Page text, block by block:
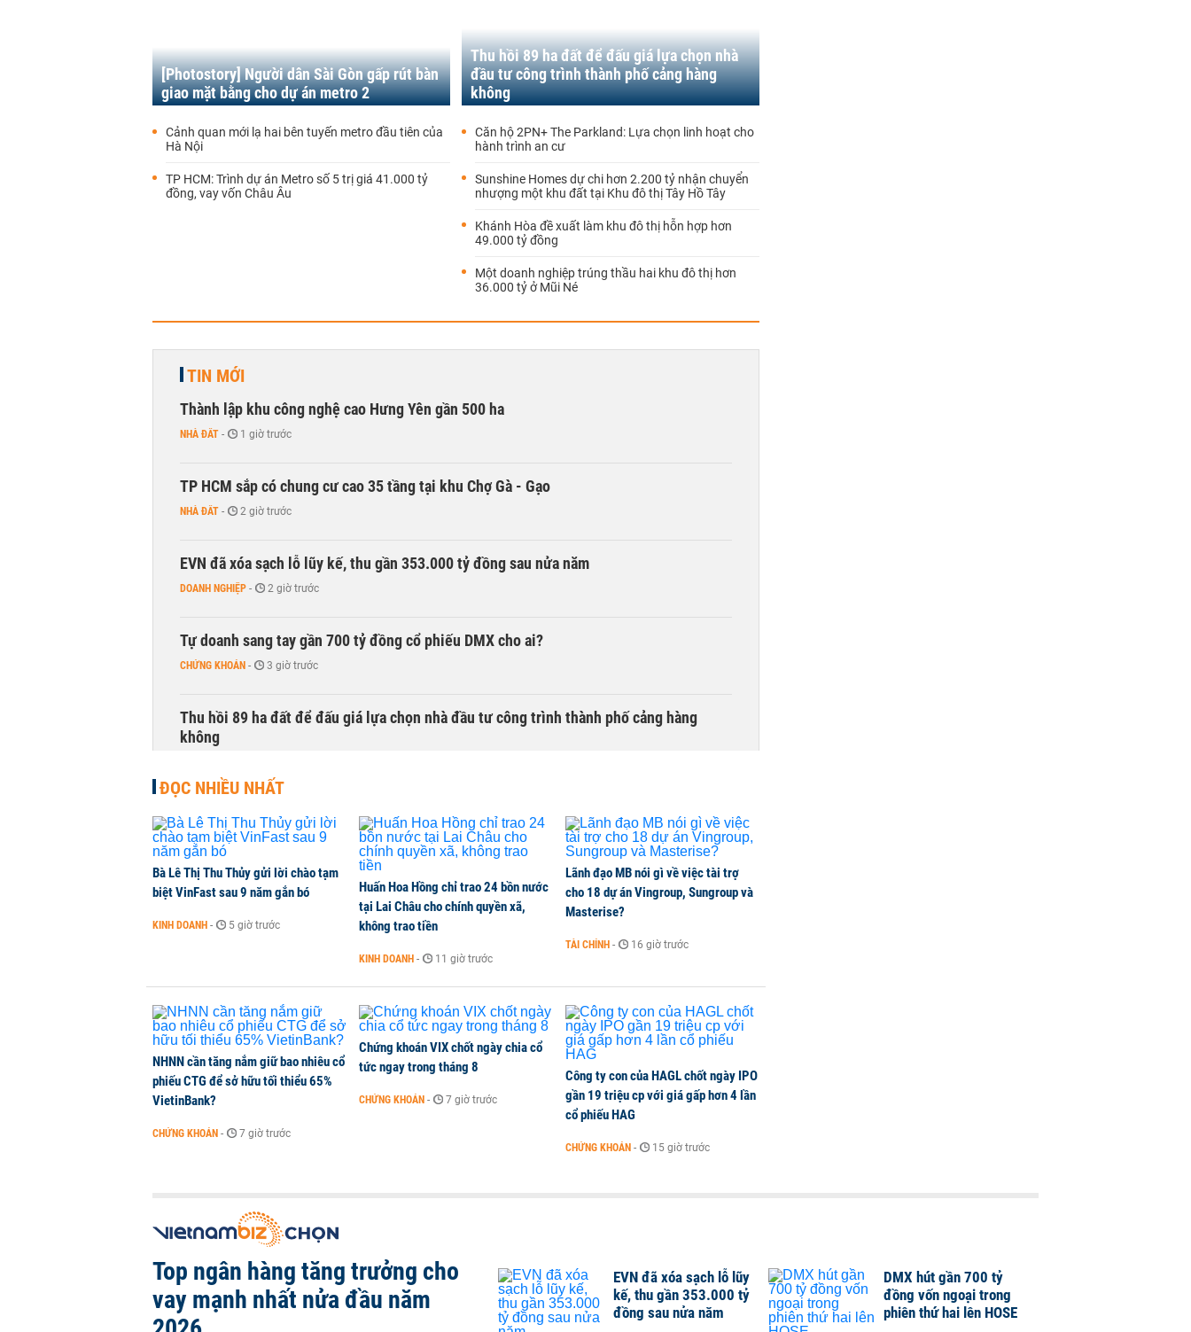
[Photostory] Người dân Sài Gòn gấp rút bàn
giao mặt bằng cho dự án metro 2
Cảnh quan mới lạ hai bên tuyến metro đầu tiên của
Hà Nội
TP HCM: Trình dự án Metro số 5 trị giá 41.000 tỷ
đồng, vay vốn Châu Âu
Thu hồi 89 ha đất để đấu giá lựa chọn nhà
đầu tư công trình thành phố cảng hàng
không
Căn hộ 2PN+ The Parkland: Lựa chọn linh hoạt cho
hành trình an cư
Sunshine Homes dự chi hơn 2.200 tỷ nhận chuyển
nhượng một khu đất tại Khu đô thị Tây Hồ Tây
Khánh Hòa đề xuất làm khu đô thị hỗn hợp hơn
49.000 tỷ đồng
Một doanh nghiệp trúng thầu hai khu đô thị hơn
36.000 tỷ ở Mũi Né
TIN MỚI
Thành lập khu công nghệ cao Hưng Yên gần 500 ha
NHÀ ĐẤT - 1 giờ trước
TP HCM sắp có chung cư cao 35 tầng tại khu Chợ Gà - Gạo
NHÀ ĐẤT - 2 giờ trước
EVN đã xóa sạch lỗ lũy kế, thu gần 353.000 tỷ đồng sau nửa năm
DOANH NGHIỆP - 2 giờ trước
Tự doanh sang tay gần 700 tỷ đồng cổ phiếu DMX cho ai?
CHỨNG KHOÁN - 3 giờ trước
Thu hồi 89 ha đất để đấu giá lựa chọn nhà đầu tư công trình thành phố cảng hàng
không
Dòng tiền ngoại bất ngờ trở lại TTCK, ai đã mua vào?
CHỨNG KHOÁN 3 giờ trước
Kiến nghị đưa người bán hàng online, lao động công trình đóng BHXH bắt buộc
TikToker Khánh Sky, Vua Quạt, Hồ Văn Khoa bị khởi tố
ĐỌC NHIỀU NHẤT
Bà Lê Thị Thu Thủy gửi lời chào tạm
biệt VinFast sau 9 năm gắn bó
KINH DOANH - 5 giờ trước
Huấn Hoa Hồng chỉ trao 24 bồn nước
tại Lai Châu cho chính quyền xã,
không trao tiền
KINH DOANH - 11 giờ trước
Lãnh đạo MB nói gì về việc tài trợ
cho 18 dự án Vingroup, Sungroup và
Masterise?
TÀI CHÍNH - 16 giờ trước
NHNN cần tăng nắm giữ bao nhiêu cổ
phiếu CTG để sở hữu tối thiểu 65%
VietinBank?
CHỨNG KHOÁN - 7 giờ trước
Chứng khoán VIX chốt ngày chia cổ
tức ngay trong tháng 8
CHỨNG KHOÁN - 7 giờ trước
Công ty con của HAGL chốt ngày IPO
gần 19 triệu cp với giá gấp hơn 4 lần
cổ phiếu HAG
CHỨNG KHOÁN - 15 giờ trước
Top ngân hàng tăng trưởng cho
vay mạnh nhất nửa đầu năm
EVN đã xóa sạch lỗ lũy
kế, thu gần 353.000 tỷ
đồng sau nửa năm
DMX hút gần 700 tỷ
đồng vốn ngoại trong
phiên thứ hai lên HOSE